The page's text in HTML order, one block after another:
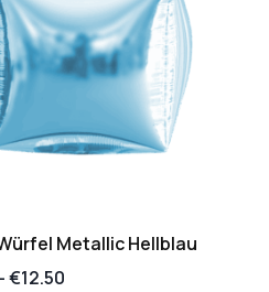
Metallic Hellblau
€12.50